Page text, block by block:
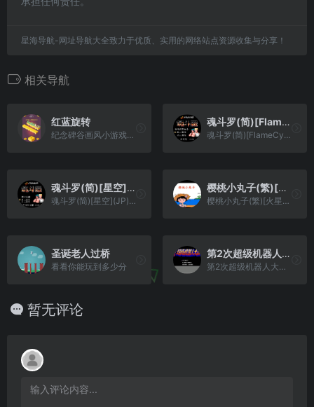
星海导航-网址导航大全致力于优质、实用的网络站点资源收集与分享！
相关导航
红蓝旋转
纪念碑谷画风小游戏，红蓝小球，一同向前！
魂斗罗(简)[FlameCyclone](JP)[ACT](3Mb)
魂斗罗(简)[FlameCyclone](JP)[ACT](3Mb)
魂斗罗(简)[星空](JP)[ACT](2.06Mb)
魂斗罗(简)[星空](JP)[ACT](2.06Mb)
樱桃小丸子(繁)[火星电子](CN)[PUZ](4Mb)
樱桃小丸子(繁)[火星电子](CN)[PUZ](4Mb)
圣诞老人过桥
看看你能玩到多少分
第2次超级机器人大战(记忆修正版)(简)[先锋卡通](JP)[SLG](4Mb)
第2次超级机器人大战(记忆修正版)(简)[先锋卡通](JP)[SLG](4Mb)
暂无评论